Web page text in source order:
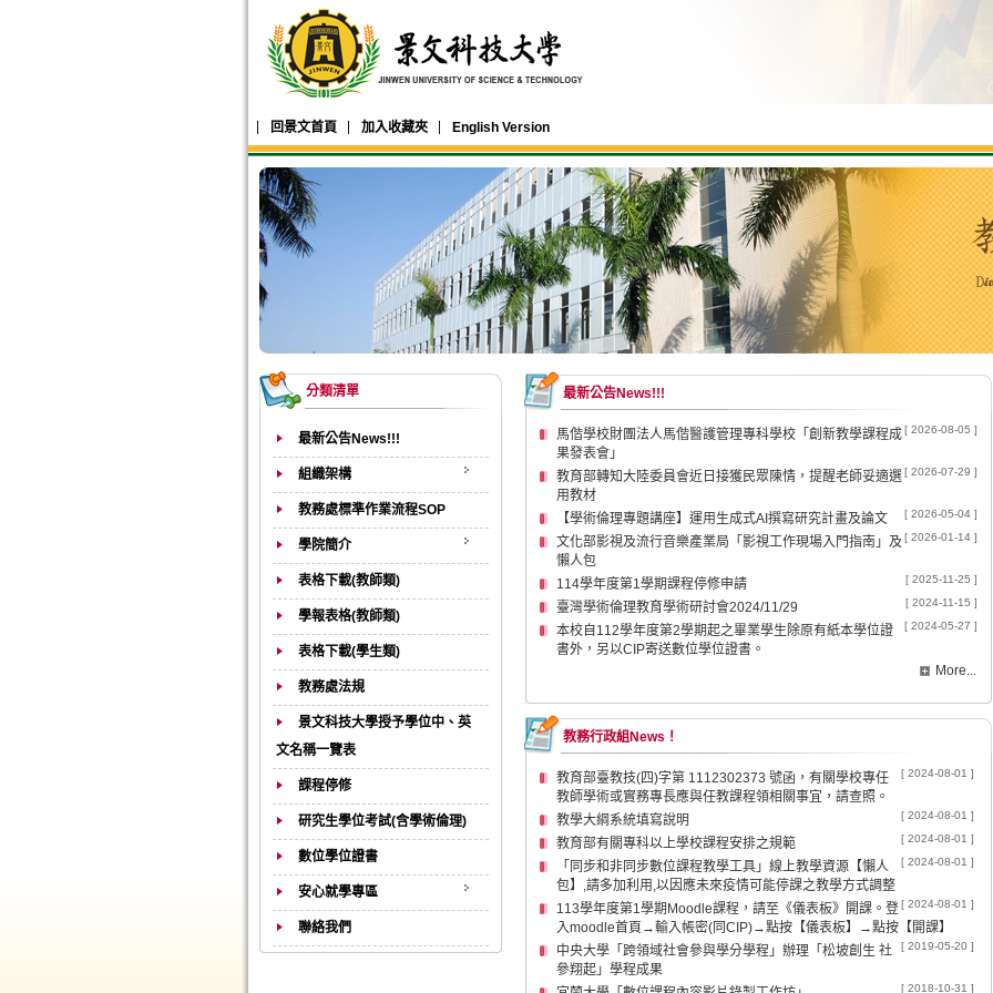
回景文首頁 加入收藏夾 English Version
分類清單
最新公告News!!!
組織架構
教務處標準作業流程SOP
學院簡介
表格下載(教師類)
學報表格(教師類)
表格下載(學生類)
教務處法規
景文科技大學授予學位中、英
文名稱一覽表
課程停修
研究生學位考試(含學術倫理)
數位學位證書
安心就學專區
聯絡我們
最新公告News!!!
[ 2026-08-05 ]
馬偕學校財團法人馬偕醫護管理專科學校「創新教學課程成
果發表會」
[ 2026-07-29 ]
教育部轉知大陸委員會近日接獲民眾陳情，提醒老師妥適選
用教材
[ 2026-05-04 ]
【學術倫理專題講座】運用生成式AI撰寫研究計畫及論文
[ 2026-01-14 ]
文化部影視及流行音樂產業局「影視工作現場入門指南」及
懶人包
[ 2025-11-25 ]
114學年度第1學期課程停修申請
[ 2024-11-15 ]
臺灣學術倫理教育學術研討會2024/11/29
[ 2024-05-27 ]
本校自112學年度第2學期起之畢業學生除原有紙本學位證
書外，另以CIP寄送數位學位證書。
More...
教務行政組News！
[ 2024-08-01 ]
教育部臺教技(四)字第 1112302373 號函，有關學校專任
教師學術或實務專長應與任教課程領相關事宜，請查照。
[ 2024-08-01 ]
教學大綱系統填寫說明
[ 2024-08-01 ]
教育部有關專科以上學校課程安排之規範
[ 2024-08-01 ]
「同步和非同步數位課程教學工具」線上教學資源【懶人
包】,請多加利用,以因應未來疫情可能停課之教學方式調整
[ 2024-08-01 ]
113學年度第1學期Moodle課程，請至《儀表板》開課。登
入moodle首頁→輸入帳密(同CIP)→點按【儀表板】→點按【開課】
[ 2019-05-20 ]
中央大學「跨領域社會參與學分學程」辦理「松坡創生 社
參翔起」學程成果
[ 2018-10-31 ]